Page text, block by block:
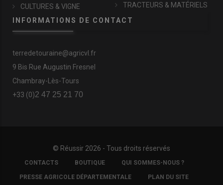
CULTURES & VIGNE
TRACTEURS & MATÉRIELS
INFORMATIONS DE CONTACT
terredetouraine@agricvl.fr
9 Bis Rue Augustin Fresnel
Chambray-Lès-Tours
+33 (0)2 47 25 21 70
© Réussir 2026 - Tous droits réservés
FOOTER
COPYRIGHT
CONTACTS BOUTIQUE QUI SOMMES-NOUS ?
PRESSE AGRICOLE DÉPARTEMENTALE PLAN DU SITE